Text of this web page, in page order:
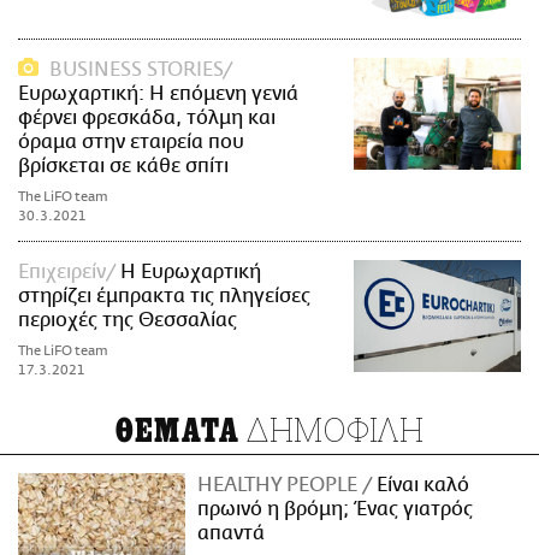
BUSINESS STORIES
Ευρωχαρτική: Η επόμενη γενιά
φέρνει φρεσκάδα, τόλμη και
όραμα στην εταιρεία που
βρίσκεται σε κάθε σπίτι
The LiFO team
30.3.2021
Επιχειρείν
Η Ευρωχαρτική
στηρίζει έμπρακτα τις πληγείσες
περιοχές της Θεσσαλίας
The LiFO team
17.3.2021
ΘΕΜΑΤΑ ΔΗΜΟΦΙΛΗ
HEALTHY PEOPLE
Είναι καλό
πρωινό η βρόμη; Ένας γιατρός
απαντά